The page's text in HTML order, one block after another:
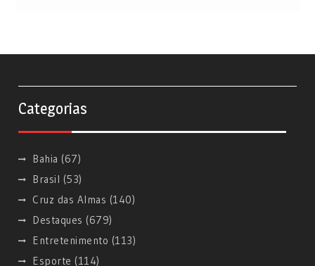
Categorias
Bahia (67)
Brasil (53)
Cruz das Almas (140)
Destaques (679)
Entretenimento (113)
Esporte (114)